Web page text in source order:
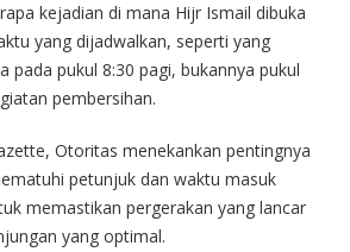
kejadian di mana Hijr Ismail dibuka
yang dijadwalkan, seperti yang
pada pukul 8:30 pagi, bukannya pukul
pembersihan.
Otoritas menekankan pentingnya
petunjuk dan waktu masuk
memastikan pergerakan yang lancar
yang optimal.